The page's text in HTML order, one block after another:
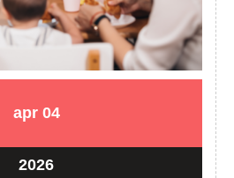
apr04
2026
0404
202604